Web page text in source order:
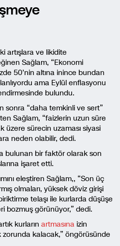
artışlara ve likidite
Sağlam, “Ekonomi
50’nin altına inince bundan
ama Eylül enflasyonu
bulundu.
sonra “daha temkinli ve sert”
Sağlam, “faizlerin uzun süre
üzere sürecin uzaması siyasi
neden olabilir, dedi.
bulunan bir faktör olarak son
işaret etti.
eleştiren Sağlam,, “Son üç
olmaları, yüksek döviz girişi
telaşı ile kurlarda düşüşe
bozmuş görünüyor,” dedi.
kurların artmasına izin
kalacak,” öngörüsünde